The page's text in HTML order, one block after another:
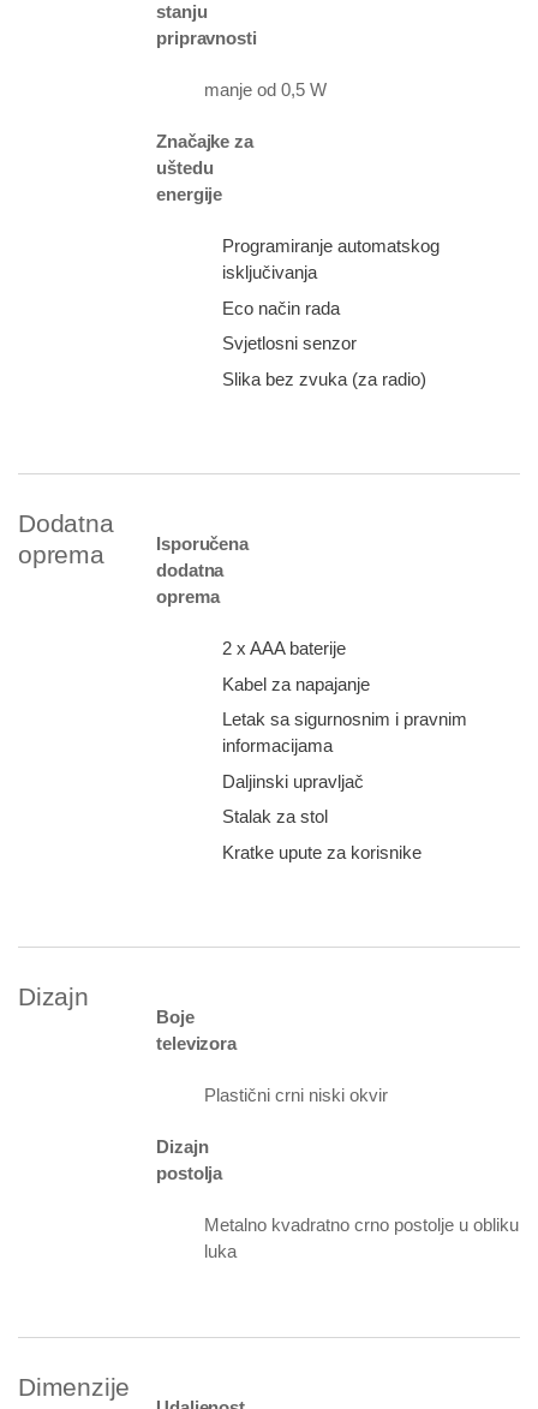
stanju
pripravnosti
manje od 0,5 W
Značajke za
uštedu
energije
Programiranje automatskog
isključivanja
Eco način rada
Svjetlosni senzor
Slika bez zvuka (za radio)
Dodatna
oprema
Isporučena
dodatna
oprema
2 x AAA baterije
Kabel za napajanje
Letak sa sigurnosnim i pravnim
informacijama
Daljinski upravljač
Stalak za stol
Kratke upute za korisnike
Dizajn
Boje
televizora
Plastični crni niski okvir
Dizajn
postolja
Metalno kvadratno crno postolje u obliku
luka
Dimenzije